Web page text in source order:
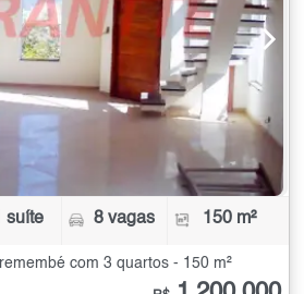
suíte 8 vagas 150 m²
com 3 quartos - 150 m²